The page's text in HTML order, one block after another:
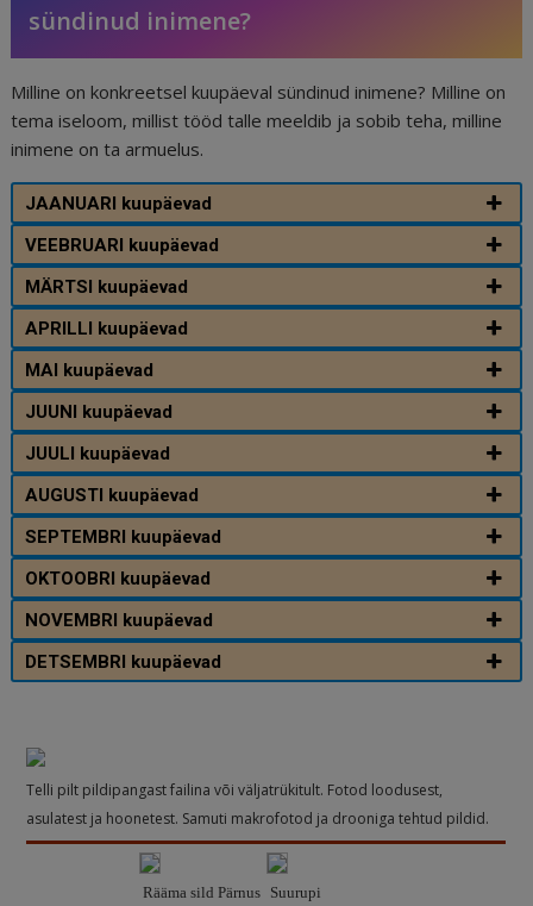
sündinud inimene?
Milline on konkreetsel kuupäeval sündinud inimene? Milline on
tema iseloom, millist tööd talle meeldib ja sobib teha, milline
inimene on ta armuelus.
JAANUARI kuupäevad
VEEBRUARI kuupäevad
MÄRTSI kuupäevad
APRILLI kuupäevad
MAI kuupäevad
JUUNI kuupäevad
JUULI kuupäevad
AUGUSTI kuupäevad
SEPTEMBRI kuupäevad
OKTOOBRI kuupäevad
NOVEMBRI kuupäevad
DETSEMBRI kuupäevad
Telli pilt pildipangast failina või väljatrükitult. Fotod loodusest,
asulatest ja hoonetest. Samuti makrofotod ja drooniga tehtud pildid.
Rääma sild Pärnus Suurupi